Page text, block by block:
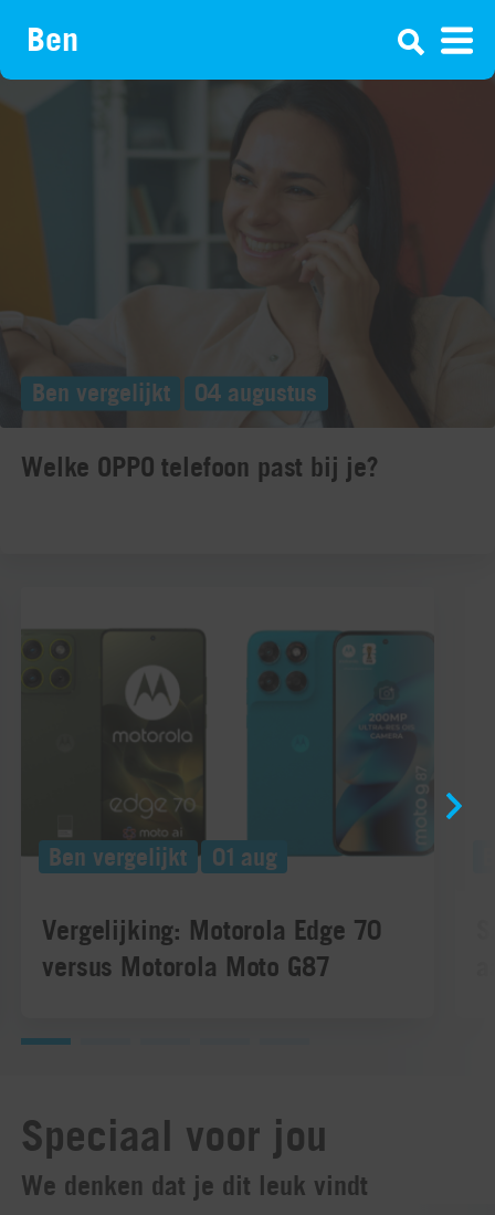
¡
Ben vergelijkt 04 augustus
Welke OPPO telefoon past bij je?
Ben vergelijkt 01 aug
Vergelijking: Motorola Edge 70
versus Motorola Moto G87
Speciaal voor jou
We denken dat je dit leuk vindt